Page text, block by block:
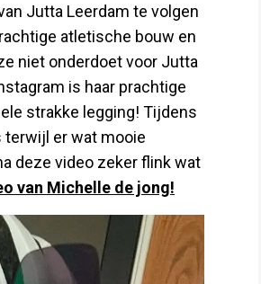
Jutta Leerdam te volgen
atletische bouw en
niet onderdoet voor Jutta
is haar prachtige
strakke legging! Tijdens
terwijl er wat mooie
deze video zeker flink wat
van Michelle de jong!